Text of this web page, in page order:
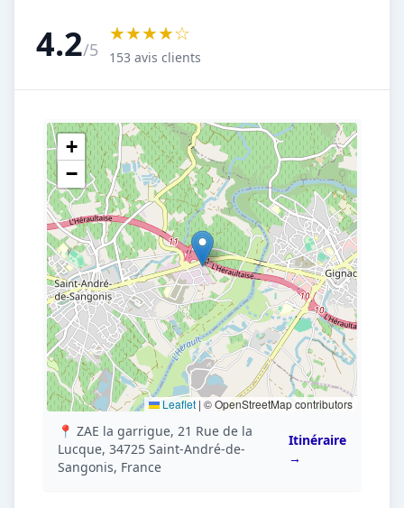
4.2/5
★★★★☆
153 avis clients
+
−
Leaflet | © OpenStreetMap contributors
📍 ZAE la garrigue, 21 Rue de la
Lucque, 34725 Saint-André-de-
Sangonis, France
Itinéraire
→